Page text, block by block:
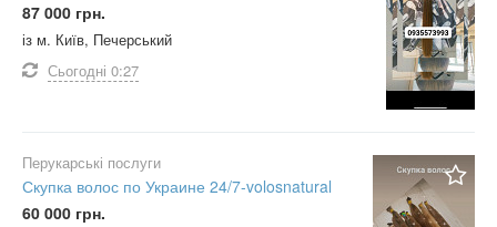
87 000 грн.
із м. Київ, Печерський
Сьогодні 0:27
Перукарські послуги
Скупка волос по Украине 24/7-volosnatural
60 000 грн.